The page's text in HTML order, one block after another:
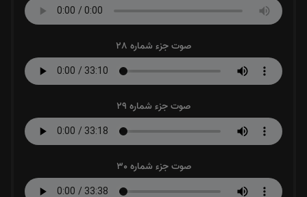
صوت جزء شماره 28
صوت جزء شماره 29
صوت جزء شماره 30